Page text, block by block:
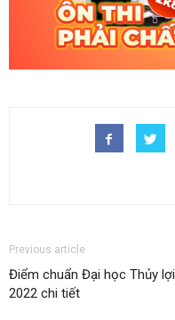
Previous article
Điểm chuẩn Đại học Thủy lợi
2022 chi tiết